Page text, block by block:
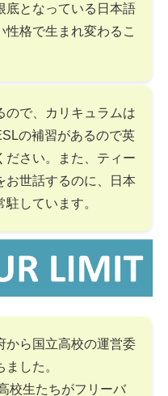
底となっている日本語
性格で生まれ変わるこ
ので、カリキュラムは
の補習があるので英
ださい。また、ティー
お世話するのに、日本
しています。
から国立高校の運営委
した。
校生たちがフリーバ